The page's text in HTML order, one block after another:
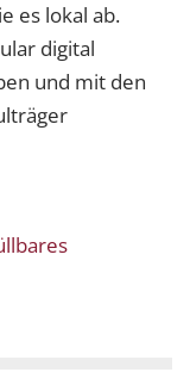
es lokal ab.
digital
und mit den